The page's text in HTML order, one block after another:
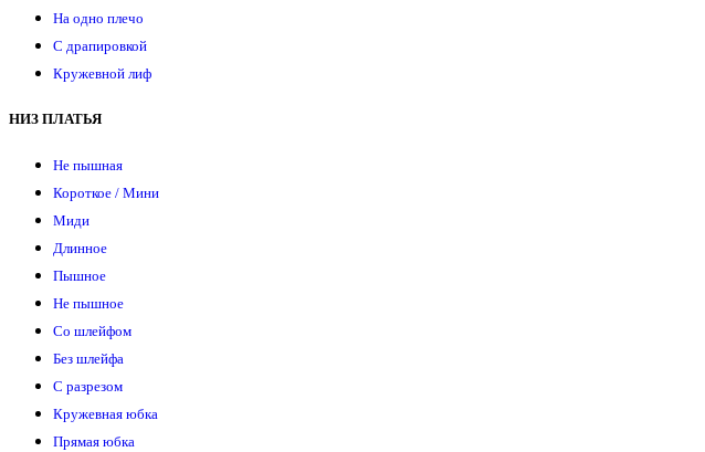
На одно плечо
С драпировкой
Кружевной лиф
НИЗ ПЛАТЬЯ
Не пышная
Короткое / Мини
Миди
Длинное
Пышное
Не пышное
Со шлейфом
Без шлейфа
С разрезом
Кружевная юбка
Прямая юбка